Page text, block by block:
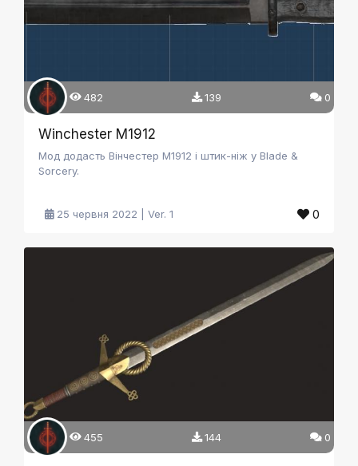
482 139 0
Winchester M1912
Мод додасть Вінчестер М1912 і штик-ніж у Blade &
Sorcery.
25 червня 2022 | Ver. 1 0
455 144 0